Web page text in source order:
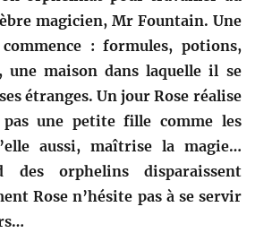
magicien, Mr Fountain. Une
: formules, potions,
une maison dans laquelle il se
étranges. Un jour Rose réalise
pas une petite fille comme les
aussi, maîtrise la magie…
des orphelins disparaissent
Rose n’hésite pas à se servir